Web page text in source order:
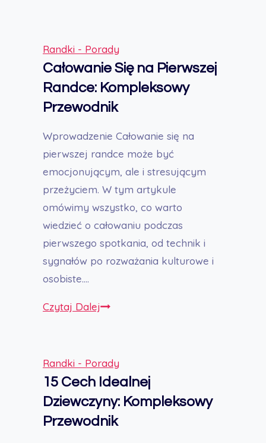
z
Samotnością:
Kompleksowy
Przewodnik
Randki - Porady
Całowanie Się na Pierwszej
Randce: Kompleksowy
Przewodnik
Wprowadzenie Całowanie się na
pierwszej randce może być
emocjonującym, ale i stresującym
przeżyciem. W tym artykule
omówimy wszystko, co warto
wiedzieć o całowaniu podczas
pierwszego spotkania, od technik i
sygnałów po rozważania kulturowe i
osobiste….
Czytaj DalejCałowanie
Pierwszej
Randce:
Kompleksowy
Przewodnik
Randki - Porady
15 Cech Idealnej
Dziewczyny: Kompleksowy
Przewodnik